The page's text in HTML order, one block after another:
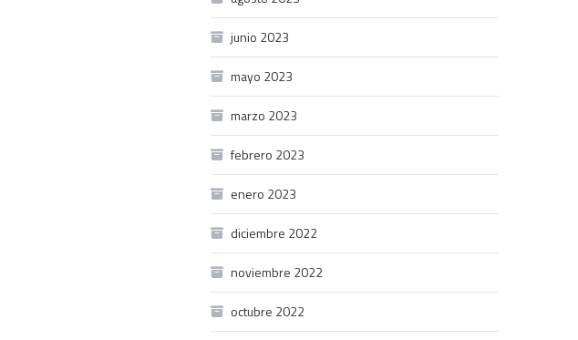
junio 2023
mayo 2023
marzo 2023
febrero 2023
enero 2023
diciembre 2022
noviembre 2022
octubre 2022